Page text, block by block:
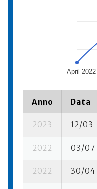
April 2022
Anno Data
2023 12/03
2022 03/07
2022 30/04